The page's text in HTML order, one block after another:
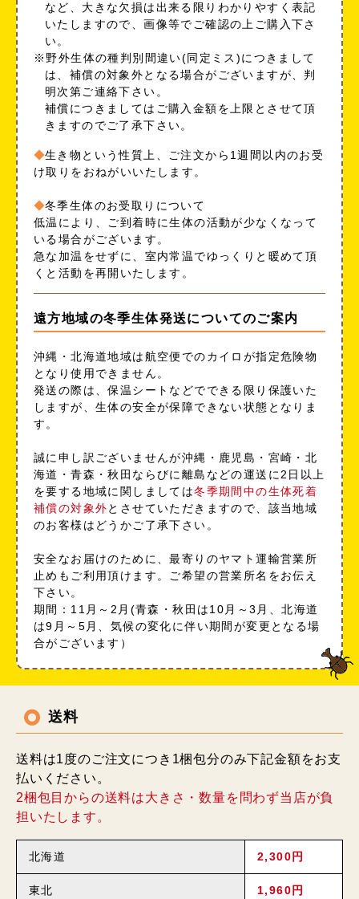
など、大きな欠損は出来る限りわかりやすく表記
いたしますので、画像等でご確認の上ご購入下さ
い。
※野外生体の種判別間違い(同定ミス)につきまして
は、補償の対象外となる場合がございますが、判
明次第ご連絡下さい。
補償につきましてはご購入金額を上限とさせて頂
きますのでご了承下さい。
生き物という性質上、ご注文から1週間以内のお受
け取りをおねがいいたします。
冬季生体のお受取りについて
低温により、ご到着時に生体の活動が少なくなって
いる場合がございます。
急な加温をせずに、室内常温でゆっくりと暖めて頂
くと活動を再開いたします。
遠方地域の冬季生体発送についてのご案内
沖縄・北海道地域は航空便でのカイロが指定危険物
となり使用できません。
発送の際は、保温シートなどでできる限り保護いた
しますが、生体の安全が保障できない状態となりま
す。
誠に申し訳ございませんが沖縄・鹿児島・宮崎・北
海道・青森・秋田ならびに離島などの運送に2日以上
を要する地域に関しましては冬季期間中の生体死着
補償の対象外とさせていただきますので、該当地域
のお客様はどうかご了承下さい。
安全なお届けのために、最寄りのヤマト運輸営業所
止めもご利用頂けます。ご希望の営業所名をお伝え
下さい。
期間：11月～2月(青森・秋田は10月～3月、北海道
は9月～5月、気候の変化に伴い期間が変更となる場
合がございます）
送料
送料は1度のご注文につき1梱包分のみ下記金額をお支
払いください。
2梱包目からの送料は大きさ・数量を問わず当店が負
担いたします。
北海道 2,300円
東北 1,960円